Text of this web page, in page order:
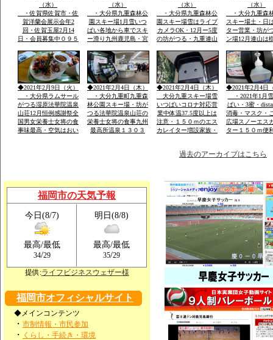
（水）
・佐賀県佐賀市・佐
賀洋蘭会展示会年2
回・佐賀玉屋2月14
日・会員募集中０９５
大島・栽培管理など
（水）
・大分県九重森林公
園スキー場1月雪いつ
ぱい各地から車でスキ
ー滑り九州鹿児島・宮
から・レンタルウェア
一流メーカー用意
（水）
・大分県九重森林公
園スキー場雪はライブ
カメラOK・12月ー5度
の坊がつる・九重連山
荘九州最高所１３０３
ｍ天然温泉
（水）
・大分九重森
スキー場土・日
ター営業・坊が
ン場12月連山は
山１９９５・１
257年ぶり噴火
りできる法華院
1470年入山・白
山伏修練場
◆2021年2月9日（火）
・大分県ラムサール
がつる湿原法華院温泉
山荘12月恒例感謝祭全
国男女栄養士女将の食
事味最高・空気はおい
◆2021年2月4日（木）
・大分九重町九重森
林公園スキー場・坊が
つる法華院温泉山荘の
栄養士女将の食事九州
最高所温泉１３０３
◆2021年2月4日（木）
大分九重スキー場雪
いつぱいコロナ対応営
業中体温37.5度以上は
注意・１５０ｍのエス
カレイター増設家族・
◆2021年2月4日
・2021年1月
ぱい・3蜜・
消毒・マスク・
広場スノーエス
ター１５０ｍ便
過去のアーカイブはこちら
福岡市の天気予報
今日(8/7)
最高/最低
34/29
明日(8/8)
最高/最低
35/29
提供:ライフビジネスウェザー様
福岡市オフィシャルサイト
◆メインコンテンツ
・ 市制情報・市民参加
・ くらし・手続き・環境